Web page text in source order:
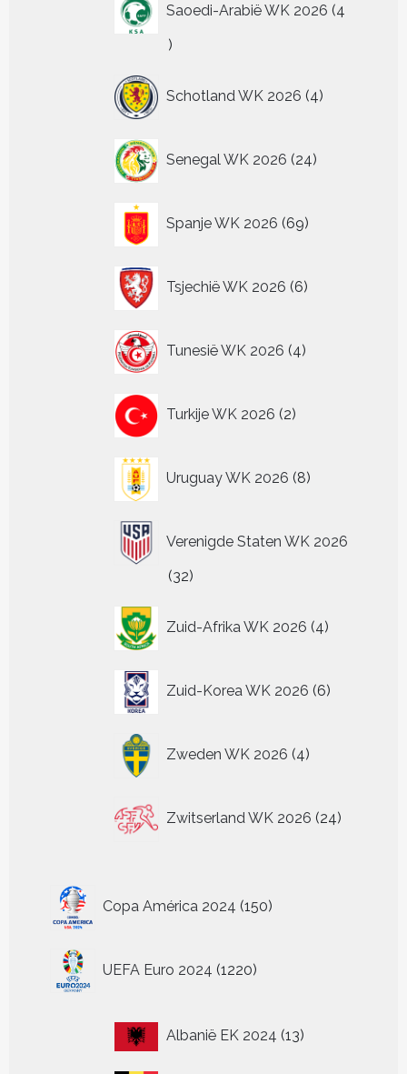
Saoedi-Arabië WK 2026 4
4
Schotland WK 2026 4
producten
Senegal WK 2026 24
producten
Spanje WK 2026 69
producten
Tsjechië WK 2026 6
producten
Tunesië WK 2026 4
producten
Turkije WK 2026 2
producten
Uruguay WK 2026 8
producten
Verenigde Staten WK 2026
3232
Zuid-Afrika WK 2026 4
producten
Zuid-Korea WK 2026 6
producten
Zweden WK 2026 4
producten
Zwitserland WK 2026 24
producten
Copa América 2024 150
producten
UEFA Euro 2024 1220
producten
Albanië EK 2024 1313